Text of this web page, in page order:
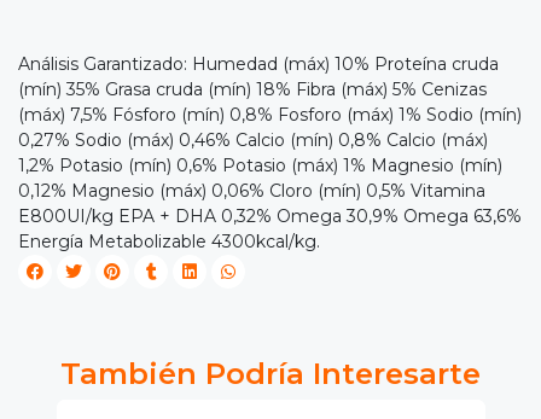
correo
por
JUGAR
Análisis Garantizado: Humedad (máx) 10% Proteína cruda
(mín) 35% Grasa cruda (mín) 18% Fibra (máx) 5% Cenizas
(máx) 7,5% Fósforo (mín) 0,8% Fosforo (máx) 1% Sodio (mín)
0,27% Sodio (máx) 0,46% Calcio (mín) 0,8% Calcio (máx)
1,2% Potasio (mín) 0,6% Potasio (máx) 1% Magnesio (mín)
0,12% Magnesio (máx) 0,06% Cloro (mín) 0,5% Vitamina
E800UI/kg EPA + DHA 0,32% Omega 30,9% Omega 63,6%
Energía Metabolizable 4300kcal/kg.
También Podría Interesarte